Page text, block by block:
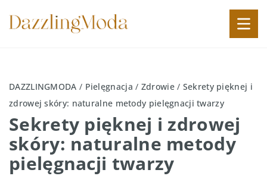
DAZZLINGMODA / Pielęgnacja / Zdrowie/ Sekrety pięknej i
zdrowej skóry: naturalne metody pielęgnacji twarzy
Sekrety pięknej i zdrowej
skóry: naturalne metody
pielęgnacji twarzy